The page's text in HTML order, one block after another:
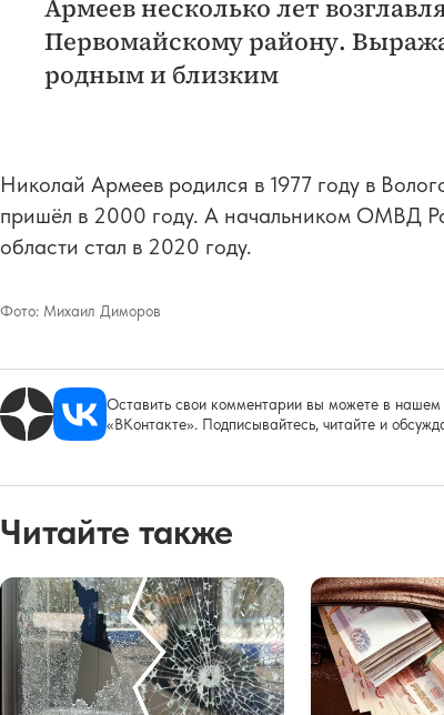
Армеев несколько лет
Первомайскому району.
родным и близким
Николай Армеев родился в 1977 году в
пришёл в 2000 году. А начальником ОМВД
области стал в 2020 году.
Фото: Михаил Диморов
Оставить свои комментарии вы можете в нашем
«ВКонтакте». Подписывайтесь, читайте и
Читайте также